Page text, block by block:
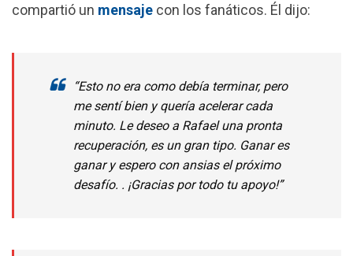
compartió un mensaje con los fanáticos. Él dijo:
“Esto no era como debía terminar, pero
me sentí bien y quería acelerar cada
minuto. Le deseo a Rafael una pronta
recuperación, es un gran tipo. Ganar es
ganar y espero con ansias el próximo
desafío. . ¡Gracias por todo tu apoyo!”